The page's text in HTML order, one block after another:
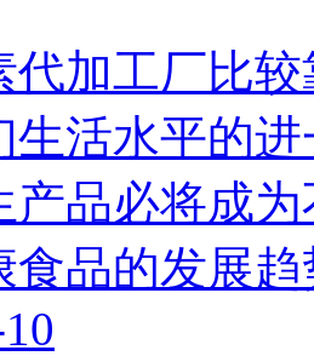
代加工厂比较
生活水平的
产品必将成
食品的发展